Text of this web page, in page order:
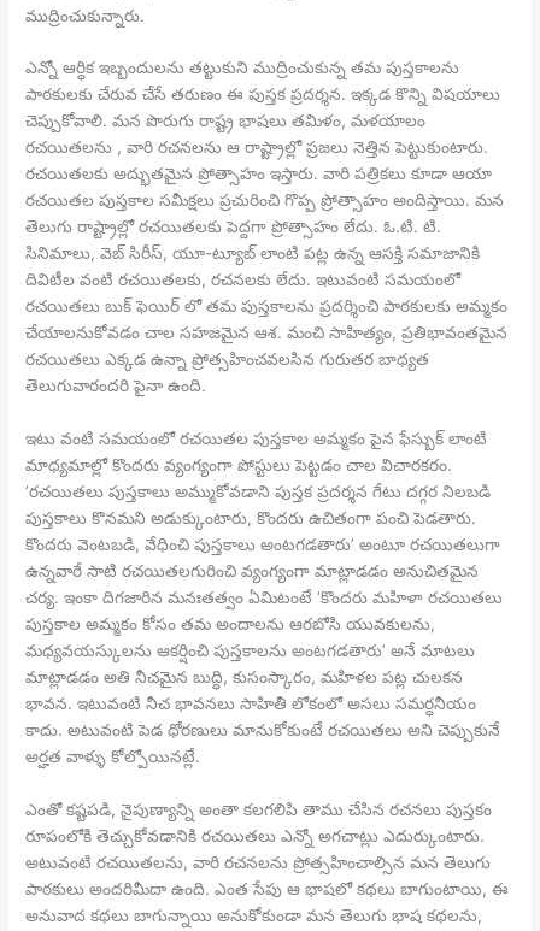
ముద్రించుకున్నారు.
ఎన్నో ఆర్ధిక ఇబ్బందులను తట్టుకుని ముద్రించుకున్న తమ పుస్తకాలను
పాఠకులకు చేరువ చేసే తరుణం ఈ పుస్తక ప్రదర్శన. ఇక్కడ కొన్ని విషయాలు
చెప్పుకోవాలి. మన పొరుగు రాష్ట్ర భాషలు తమిళం, మళయాలం
రచయితలను , వారి రచనలను ఆ రాష్ట్రాల్లో ప్రజలు నెత్తిన పెట్టుకుంటారు.
రచయితలకు అద్భుతమైన ప్రోత్సాహం ఇస్తారు. వారి పత్రికలు కూడా ఆయా
రచయితల పుస్తకాల సమీక్షలు ప్రచురించి గొప్ప ప్రోత్సాహం అందిస్తాయి. మన
తెలుగు రాష్ట్రాల్లో రచయితలకు పెద్దగా ప్రోత్సాహం లేదు. ఓ.టి. టి.
సినిమాలు, వెబ్ సిరీస్, యూ-ట్యూబ్ లాంటి పట్ల ఉన్న ఆసక్తి సమాజానికి
దివిటీల వంటి రచయితలకు, రచనలకు లేదు. ఇటువంటి సమయంలో
రచయితలు బుక్ ఫెయిర్ లో తమ పుస్తకాలను ప్రదర్శించి పాఠకులకు అమ్మకం
చేయాలనుకోవడం చాల సహజమైన ఆశ. మంచి సాహిత్యం, ప్రతిభావంతమైన
రచయితలు ఎక్కడ ఉన్నా ప్రోత్సహించవలసిన గురుతర బాధ్యత
తెలుగువారందరి పైనా ఉంది.
ఇటు వంటి సమయంలో రచయితల పుస్తకాల అమ్మకం పైన ఫేస్బుక్ లాంటి
మాధ్యమాల్లో కొందరు వ్యంగ్యంగా పోస్టులు పెట్టడం చాల విచారకరం.
‘రచయితలు పుస్తకాలు అమ్ముకోవడాని పుస్తక ప్రదర్శన గేటు దగ్గర నిలబడి
పుస్తకాలు కొనమని అడుక్కుంటారు, కొందరు ఉచితంగా పంచి పెడతారు.
కొందరు వెంటబడి, వేధించి పుస్తకాలు అంటగడతారు’ అంటూ రచయితలుగా
ఉన్నవారే సాటి రచయితలగురించి వ్యంగ్యంగా మాట్లాడడం అనుచితమైన
చర్య. ఇంకా దిగజారిన మనఃతత్వం ఏమిటంటే ‘కొందరు మహిళా రచయితలు
పుస్తకాల అమ్మకం కోసం తమ అందాలను ఆరబోసి యువకులను,
మధ్యవయస్కులను ఆకర్షించి పుస్తకాలను అంటగడతారు’ అనే మాటలు
మాట్లాడడం అతి నీచమైన బుద్ధి, కుసంస్కారం, మహిళల పట్ల చులకన
భావన. ఇటువంటి నీచ భావనలు సాహితీ లోకంలో అసలు సమర్ధనీయం
కాదు. అటువంటి పెడ ధోరణులు మానుకోకుంటే రచయితలు అని చెప్పుకునే
అర్హత వాళ్ళు కోల్పోయినట్లే.
ఎంతో కష్టపడి, నైపుణ్యాన్ని అంతా కలగలిపి తాము చేసిన రచనలు పుస్తకం
రూపంలోకి తెచ్చుకోవడానికి రచయితలు ఎన్నో అగచాట్లు ఎదుర్కుంటారు.
అటువంటి రచయితలను, వారి రచనలను ప్రోత్సహించాల్సిన మన తెలుగు
పాఠకులు అందరిమీదా ఉంది. ఎంత సేపు ఆ భాషలో కథలు బాగుంటాయి, ఈ
అనువాద కథలు బాగున్నాయి అనుకోకుండా మన తెలుగు భాష కథలను,